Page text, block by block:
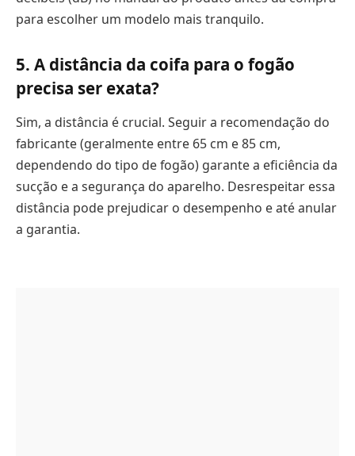
para escolher um modelo mais tranquilo.
5. A distância da coifa para o fogão
precisa ser exata?
Sim, a distância é crucial. Seguir a recomendação do
fabricante (geralmente entre 65 cm e 85 cm,
dependendo do tipo de fogão) garante a eficiência da
sucção e a segurança do aparelho. Desrespeitar essa
distância pode prejudicar o desempenho e até anular
a garantia.